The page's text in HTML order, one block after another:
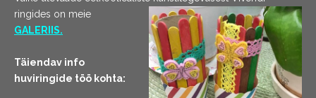
ringides on meie
GALERIIS.
Täiendav info
huviringide töö kohta: